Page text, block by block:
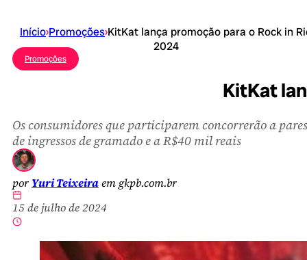
Início›Promoções›KitKat lança promoção para o Rock in
2024
Promoções
KitKat
Os consumidores que participarem concorrerão a pares
de ingressos de gramado e a R$40 mil reais
por Yuri Teixeiraem gkpb.com.br
15 de julho de 2024